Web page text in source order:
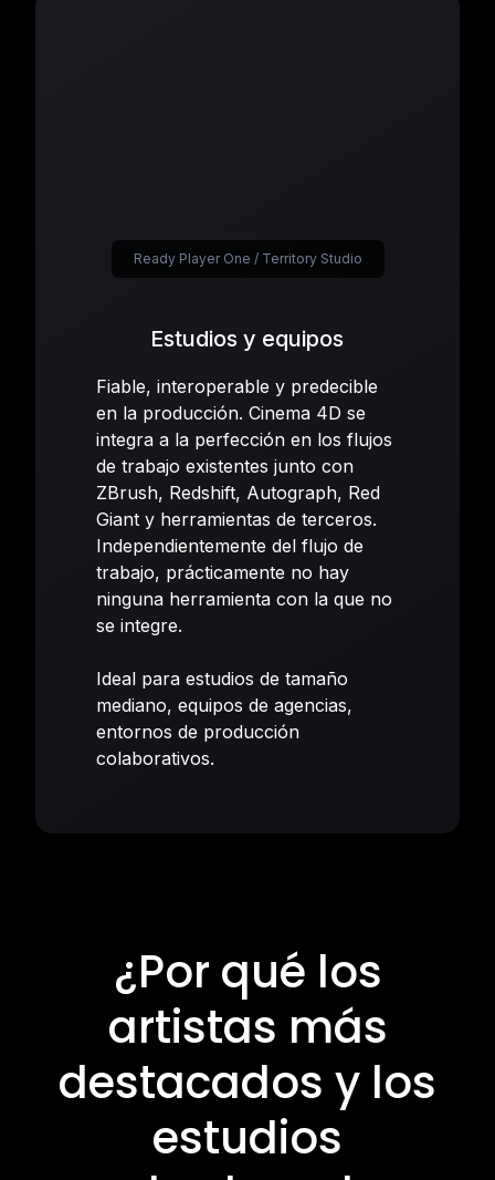
Estudios y equipos
Fiable, interoperable y predecible
en la producción. Cinema 4D se
integra a la perfección en los flujos
de trabajo existentes junto con
ZBrush, Redshift, Autograph, Red
Giant y herramientas de terceros.
Independientemente del flujo de
trabajo, prácticamente no hay
ninguna herramienta con la que no
se integre.
Ideal para estudios de tamaño
mediano, equipos de agencias,
entornos de producción
colaborativos.
Ready Player One / Territory Studio
¿Por qué los
artistas más
destacados y los
estudios